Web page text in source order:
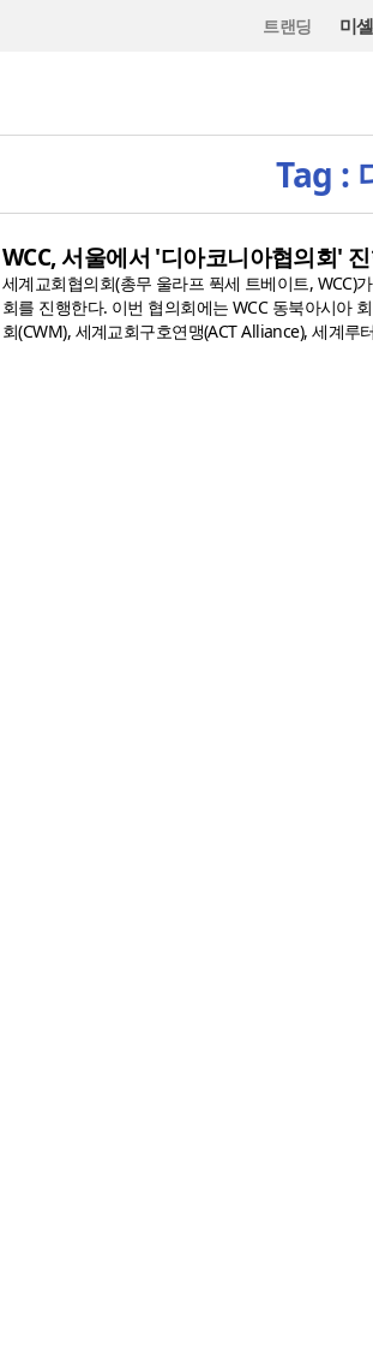
트랜딩 미
Tag :
WCC, 서울에서 '디아코니아협의회'
세계교회협의회(총무 울라프 퓍세 트베이트, WCC)
회를 진행한다. 이번 협의회에는 WCC 동북아시아
회(CWM), 세계교회구호연맹(ACT Alliance), 세계루